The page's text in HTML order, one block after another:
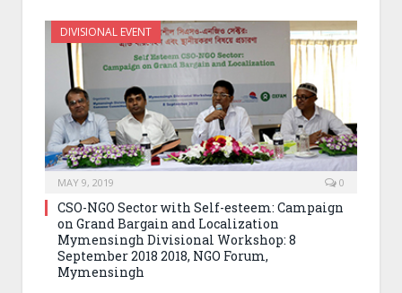
DIVISIONAL EVENT
MAY 9, 2019 0
CSO-NGO Sector with Self-esteem: Campaign
on Grand Bargain and Localization
Mymensingh Divisional Workshop: 8
September 2018 2018, NGO Forum,
Mymensingh